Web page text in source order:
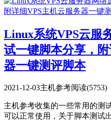
Linux系统VPS云服
试一键脚本分享，
器一键测评脚本
2021-12-03主机参考阅读(5753)
主机参考收集的一些常用的测
可以正常使用，关于脚本测试